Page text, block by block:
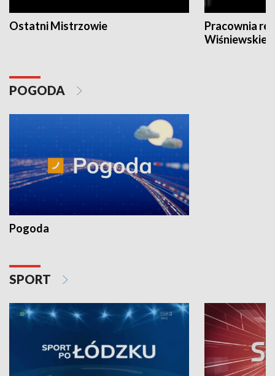
Ostatni Mistrzowie
Pracownia
POGODA
Pogoda
SPORT